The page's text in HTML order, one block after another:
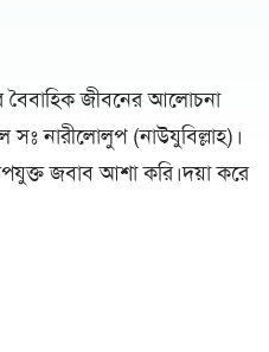
জীবনের আলোচনা
নারীলোলুপ (নাউযুবিল্লাহ)।
জবাব আশা করি।দয়া করে